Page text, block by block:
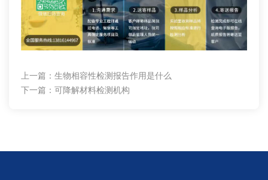
上一篇： 生物相容性检测报告作用是什么
下一篇： 可降解材料检测机构